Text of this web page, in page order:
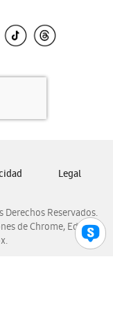
Reservados.
de Chrome, Edge,
Legal